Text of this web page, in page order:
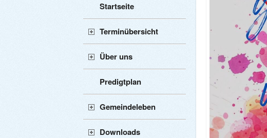
Startseite
Terminübersicht
Über uns
Predigtplan
Gemeindeleben
Downloads